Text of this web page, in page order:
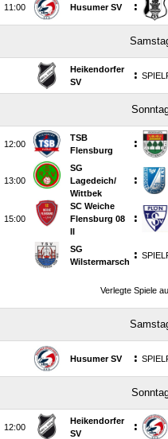
 Husumer SV :
Heikendorfer
SV
:

TSB
Flensburg
:

SG
Lagedeich/​
Wittbek
:

SC Weiche
Flensburg 08
II
:
SG
Wilstermarsch :
Verlegte Spiele
Husumer SV :

Heikendorfer
SV
: